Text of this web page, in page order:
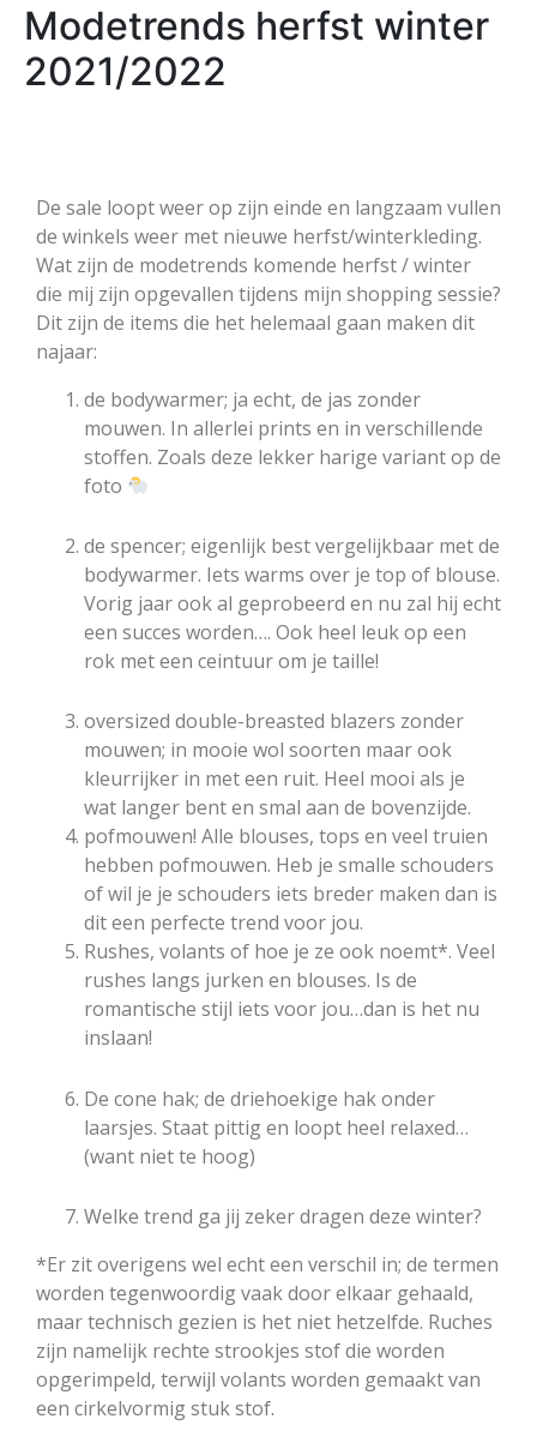
Modetrends herfst winter
2021/2022
De sale loopt weer op zijn einde en langzaam vullen
de winkels weer met nieuwe herfst/winterkleding.
Wat zijn de modetrends komende herfst / winter
die mij zijn opgevallen tijdens mijn shopping sessie?
Dit zijn de items die het helemaal gaan maken dit
najaar:
de bodywarmer; ja echt, de jas zonder
mouwen. In allerlei prints en in verschillende
stoffen. Zoals deze lekker harige variant op de
foto
de spencer; eigenlijk best vergelijkbaar met de
bodywarmer. Iets warms over je top of blouse.
Vorig jaar ook al geprobeerd en nu zal hij echt
een succes worden…. Ook heel leuk op een
rok met een ceintuur om je taille!
oversized double-breasted blazers zonder
mouwen; in mooie wol soorten maar ook
kleurrijker in met een ruit. Heel mooi als je
wat langer bent en smal aan de bovenzijde.
pofmouwen! Alle blouses, tops en veel truien
hebben pofmouwen. Heb je smalle schouders
of wil je je schouders iets breder maken dan is
dit een perfecte trend voor jou.
Rushes, volants of hoe je ze ook noemt*. Veel
rushes langs jurken en blouses. Is de
romantische stijl iets voor jou…dan is het nu
inslaan!
De cone hak; de driehoekige hak onder
laarsjes. Staat pittig en loopt heel relaxed…
(want niet te hoog)
Welke trend ga jij zeker dragen deze winter?
*Er zit overigens wel echt een verschil in; de termen
worden tegenwoordig vaak door elkaar gehaald,
maar technisch gezien is het niet hetzelfde. Ruches
zijn namelijk rechte strookjes stof die worden
opgerimpeld, terwijl volants worden gemaakt van
een cirkelvormig stuk stof.